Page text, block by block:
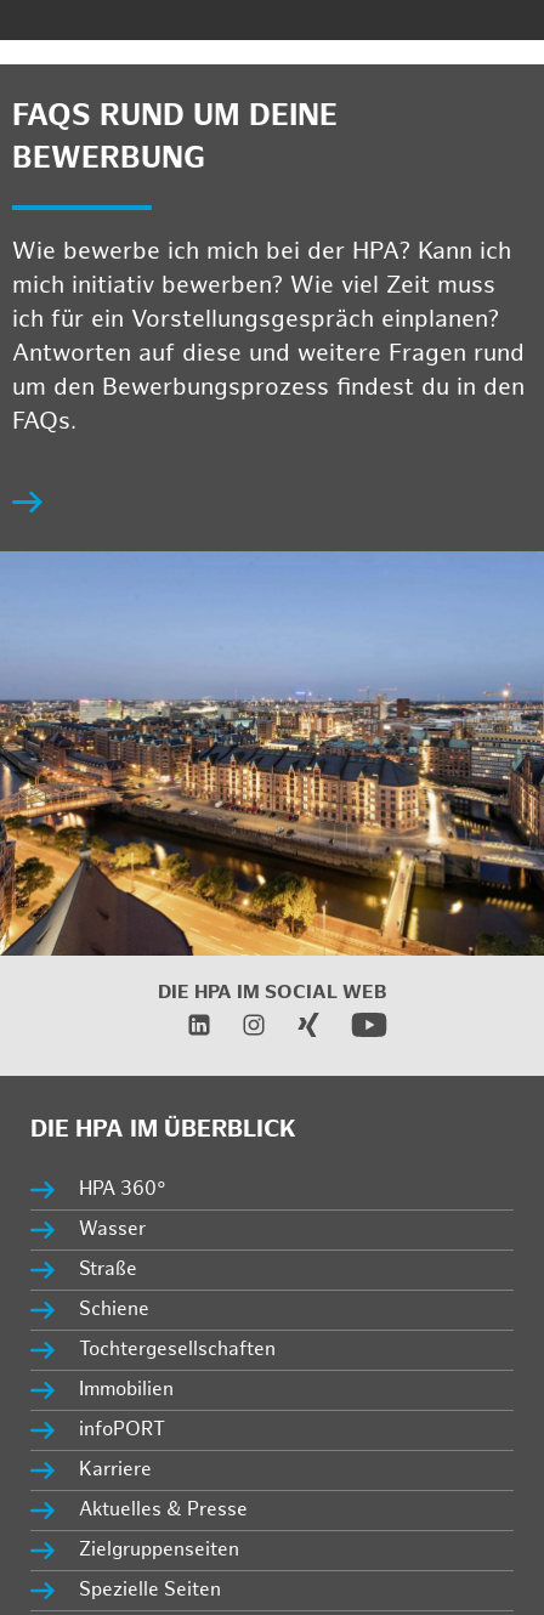
FAQS RUND UM DEINE
BEWERBUNG
Wie bewerbe ich mich bei der HPA? Kann ich
mich initiativ bewerben? Wie viel Zeit muss
ich für ein Vorstellungsgespräch einplanen?
Antworten auf diese und weitere Fragen rund
um den Bewerbungsprozess findest du in den
FAQs.
DIE HPA IM SOCIAL WEB
DIE HPA IM ÜBERBLICK
HPA 360°
Wasser
Straße
Schiene
Tochtergesellschaften
Immobilien
infoPORT
Karriere
Aktuelles & Presse
Zielgruppenseiten
Spezielle Seiten